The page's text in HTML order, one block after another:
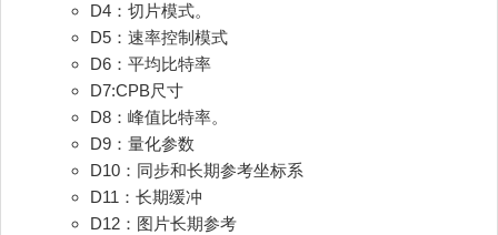
D4：切片模式。
D5：速率控制模式
D6：平均比特率
D7:CPB尺寸
D8：峰值比特率。
D9：量化参数
D10：同步和长期参考坐标系
D11：长期缓冲
D12：图片长期参考